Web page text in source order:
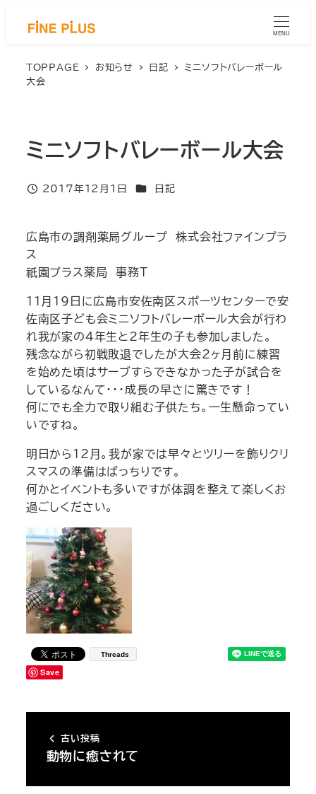
MENU
TOPPAGE お知らせ 日記
ミニソフトバレーボール
大会
ミニソフトバレーボール大会
投稿日
2017年12月1日 カテゴリー
日記
広島市の調剤薬局グループ 株式会社ファインプラ
ス
祇園プラス薬局 事務T
11月19日に広島市安佐南区スポーツセンターで安
佐南区子ども会ミニソフトバレーボール大会が行わ
れ我が家の4年生と2年生の子も参加しました。
残念ながら初戦敗退でしたが大会2ヶ月前に練習
を始めた頃はサーブすらできなかった子が試合を
しているなんて・・・成長の早さに驚きです！
何にでも全力で取り組む子供たち。一生懸命ってい
いですね。
明日から12月。我が家では早々とツリーを飾りクリ
スマスの準備はばっちりです。
何かとイベントも多いですが体調を整えて楽しくお
過ごしください。
Threads
Save
古い投稿
動物に癒されて